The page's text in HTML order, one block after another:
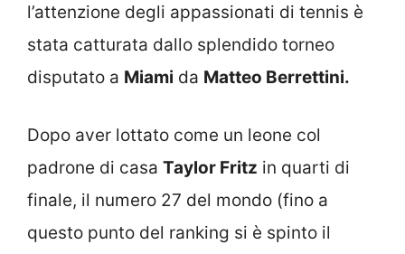
l’attenzione degli appassionati di tennis è
stata catturata dallo splendido torneo
disputato a Miami da Matteo Berrettini.
Dopo aver lottato come un leone col
padrone di casa Taylor Fritz in quarti di
finale, il numero 27 del mondo (fino a
questo punto del ranking si è spinto il